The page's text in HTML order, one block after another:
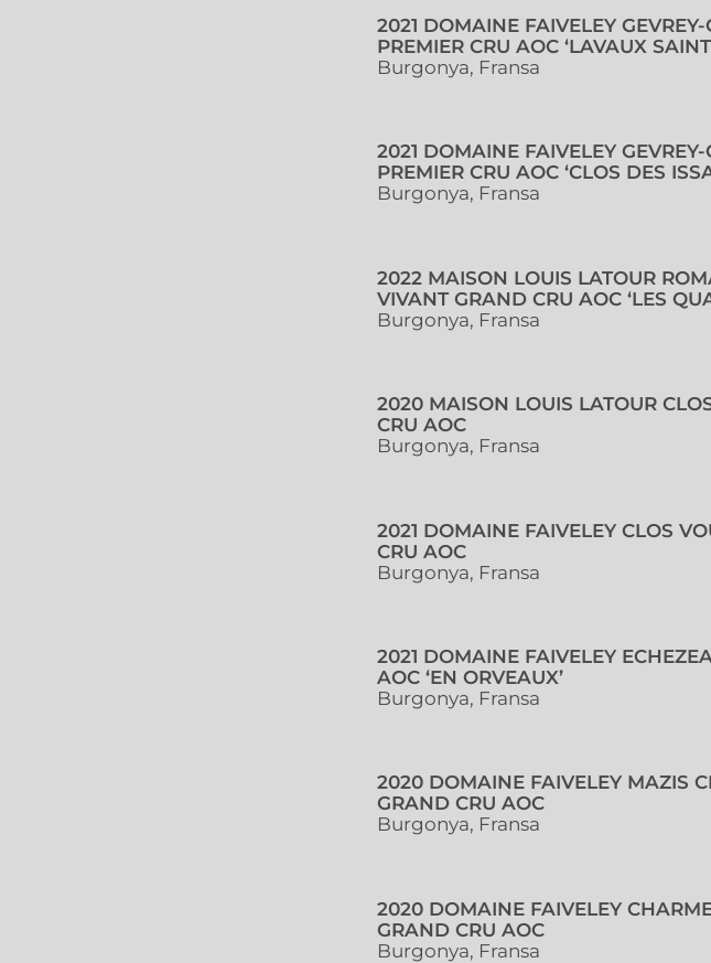
2021 DOMAINE FAIVELEY
PREMIER CRU AOC ‘LAVAUX
Burgonya, Fransa
2021 DOMAINE FAIVELEY
PREMIER CRU AOC ‘CLOS DES
Burgonya, Fransa
2022 MAISON LOUIS LATOUR
VIVANT GRAND CRU AOC ‘LES
Burgonya, Fransa
2020 MAISON LOUIS LATOUR
CRU AOC
Burgonya, Fransa
2021 DOMAINE FAIVELEY CLOS
CRU AOC
Burgonya, Fransa
2021 DOMAINE FAIVELEY
AOC ‘EN ORVEAUX’
Burgonya, Fransa
2020 DOMAINE FAIVELEY MAZIS
GRAND CRU AOC
Burgonya, Fransa
2020 DOMAINE FAIVELEY
GRAND CRU AOC
Burgonya, Fransa